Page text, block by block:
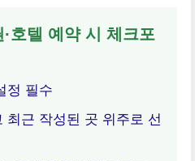
호텔 예약 시 체크포
정 필수
최근 작성된 곳 위주로 선